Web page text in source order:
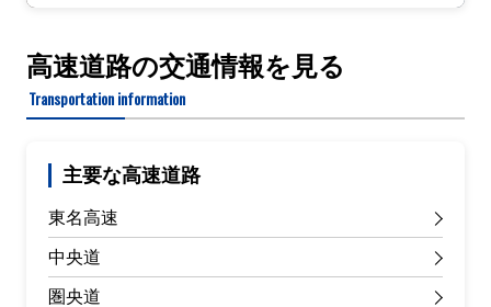
高速道路の交通情報を見る
Transportation information
主要な高速道路
東名高速
中央道
圏央道